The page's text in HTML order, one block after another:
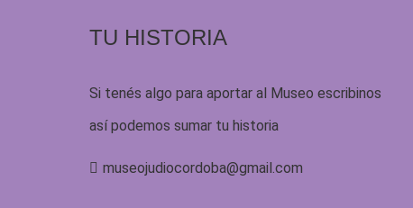
TU HISTORIA
Si tenés algo para aportar al Museo escribinos
así podemos sumar tu historia
museojudiocordoba@gmail.com